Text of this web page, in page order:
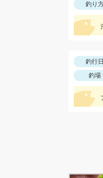
釣り
釣行日
釣場